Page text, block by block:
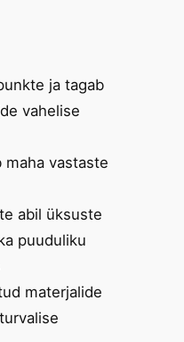
ja tagab
vahelise
maha vastaste
abil üksuste
puuduliku
materjalide